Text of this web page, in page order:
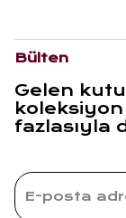
Bülten
Gelen
koleksiyon
fazlasıyla